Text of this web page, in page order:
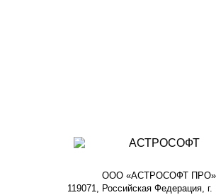
ООО «АСТРОСОФТ ПРО»
119071, Российская Федерация,